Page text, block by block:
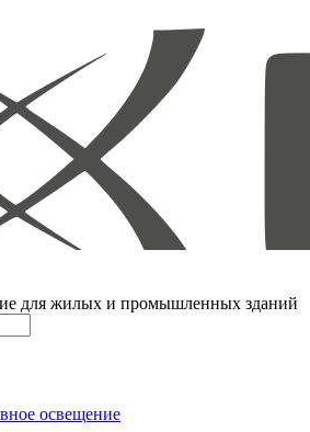
для жилых и промышленных зданий
освещение